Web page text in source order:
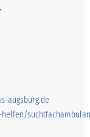
augsburg.de